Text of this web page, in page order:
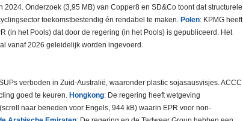
Onderzoek (3,95 MB) van Copper8 en SD&Co toont dat structurele
toekomstbestendig én rendabel te maken. Polen: KPMG heeft
(in het Pools) dat door de regering (in het Pools) is gepubliceerd. Het
vanaf 2026 geleidelijk worden ingevoerd.
verboden in Zuid-Australië, waaronder plastic sojasausvisjes. ACCC
goed te keuren. Hongkong: De regering heeft wetgeving
naar beneden voor Engels, 944 kB) waarin EPR voor non-